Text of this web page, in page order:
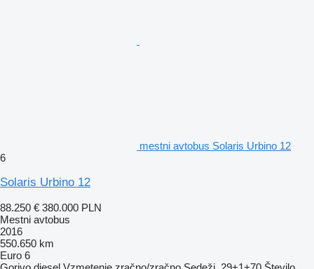
mestni avtobus Solaris Urbino 12
6
Solaris Urbino 12
88.250 € 380.000 PLN
Mestni avtobus
2016
550.650 km
Euro 6